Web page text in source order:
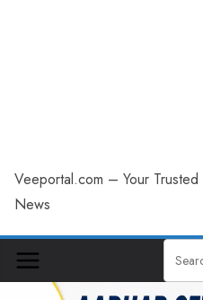
Veeportal.com – Your
News